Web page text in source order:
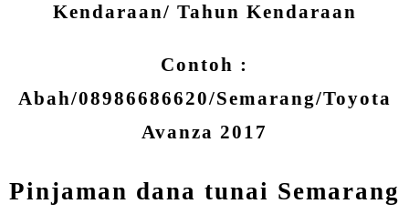
Kendaraan/ Tahun Kendaraan
Contoh :
Abah/08986686620/Semarang/Toyota
Avanza 2017
Pinjaman dana tunai Semarang